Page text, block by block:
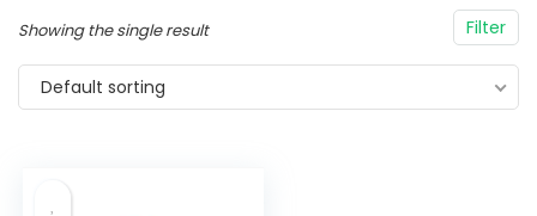
Filter
Showing the single result
Default sorting